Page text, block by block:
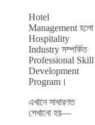
Hotel
Management হলো
Hospitality
Industry সম্পর্কিত
Professional Skill
Development
Program।
এখানে সাধারণত
শেখানো হয়—